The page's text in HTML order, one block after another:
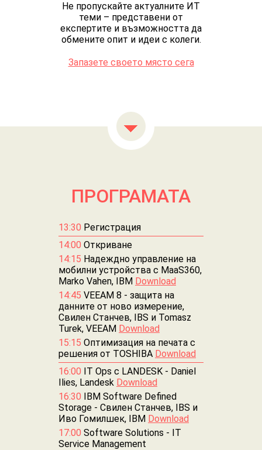
Не пропускайте актуалните ИТ
теми – представени от
експертите и възможността да
обмените опит и идеи с колеги.
Запазете своето място сега
ПРОГРАМАТА
13:30 Регистрация
14:00 Откриване
14:15 Надеждно управление на
мобилни устройства с MaaS360,
Marko Vahen, IBM Download
14:45 VEEAM 8 - защита на
данните от ново измерение,
Свилен Станчев, IBS и Tomasz
Turek, VEEAM Download
15:15 Оптимизация на печата с
решения от TOSHIBA Download
16:00 IT Ops с LANDESK - Daniel
Ilies, Landesk Download
16:30 IBM Software Defined
Storage - Свилен Станчев, IBS и
Иво Гомилшек, IBM Download
17:00 Software Solutions - IT
Service Management